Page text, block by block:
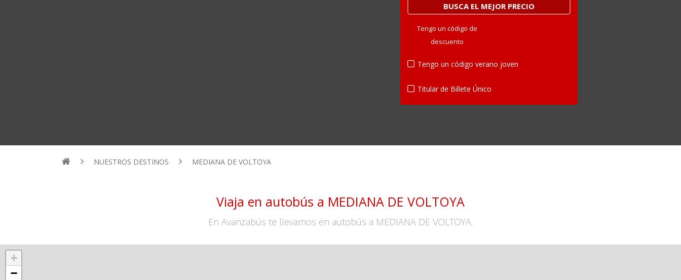
Tengo un código de
descuento
Tengo un código verano joven
Titular de Billete Único
NUESTROS DESTINOS MEDIANA DE VOLTOYA
Viaja en autobús a MEDIANA DE VOLTOYA
En Avanzabús te llevamos en autobús a MEDIANA DE VOLTOYA.
+
−